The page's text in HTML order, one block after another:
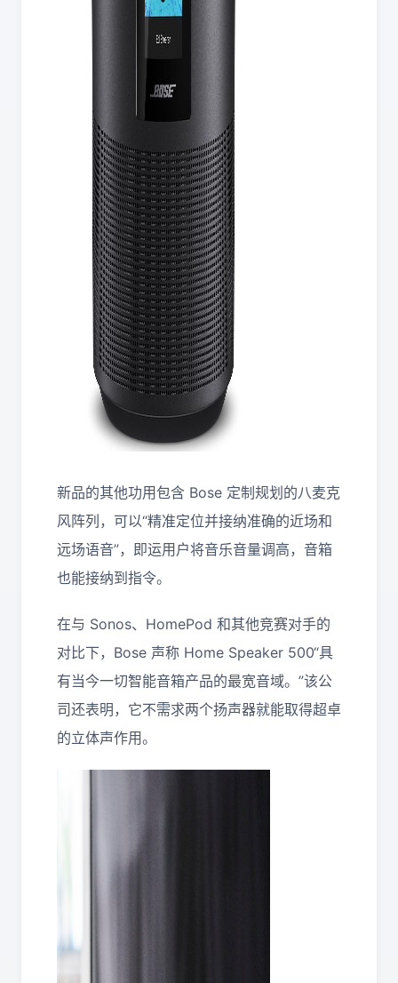
新品的其他功用包含 Bose 定制规划的八麦克
风阵列，可以“精准定位并接纳准确的近场和
远场语音”，即运用户将音乐音量调高，音箱
也能接纳到指令。
在与 Sonos、HomePod 和其他竞赛对手的
对比下，Bose 声称 Home Speaker 500“具
有当今一切智能音箱产品的最宽音域。”该公
司还表明，它不需求两个扬声器就能取得超卓
的立体声作用。